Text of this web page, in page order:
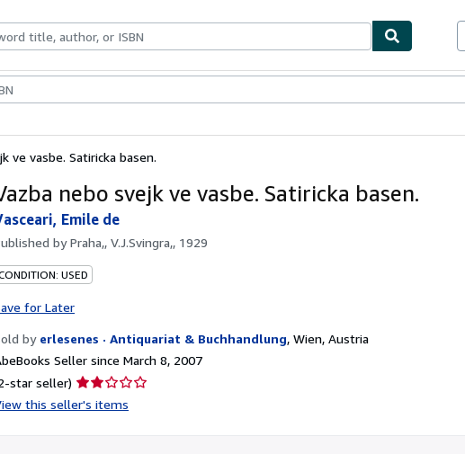
Collectibles
ve vasbe. Satiricka basen.
nebo svejk ve vasbe. Satiricka basen.
Emile de
byPraha,, V.J.Svingra,, 1929
USED
for Later
by erlesenes · Antiquariat & Buchhandlung, Wien, Austria
Seller since March 8, 2007
star seller) Seller
rating
this seller's items